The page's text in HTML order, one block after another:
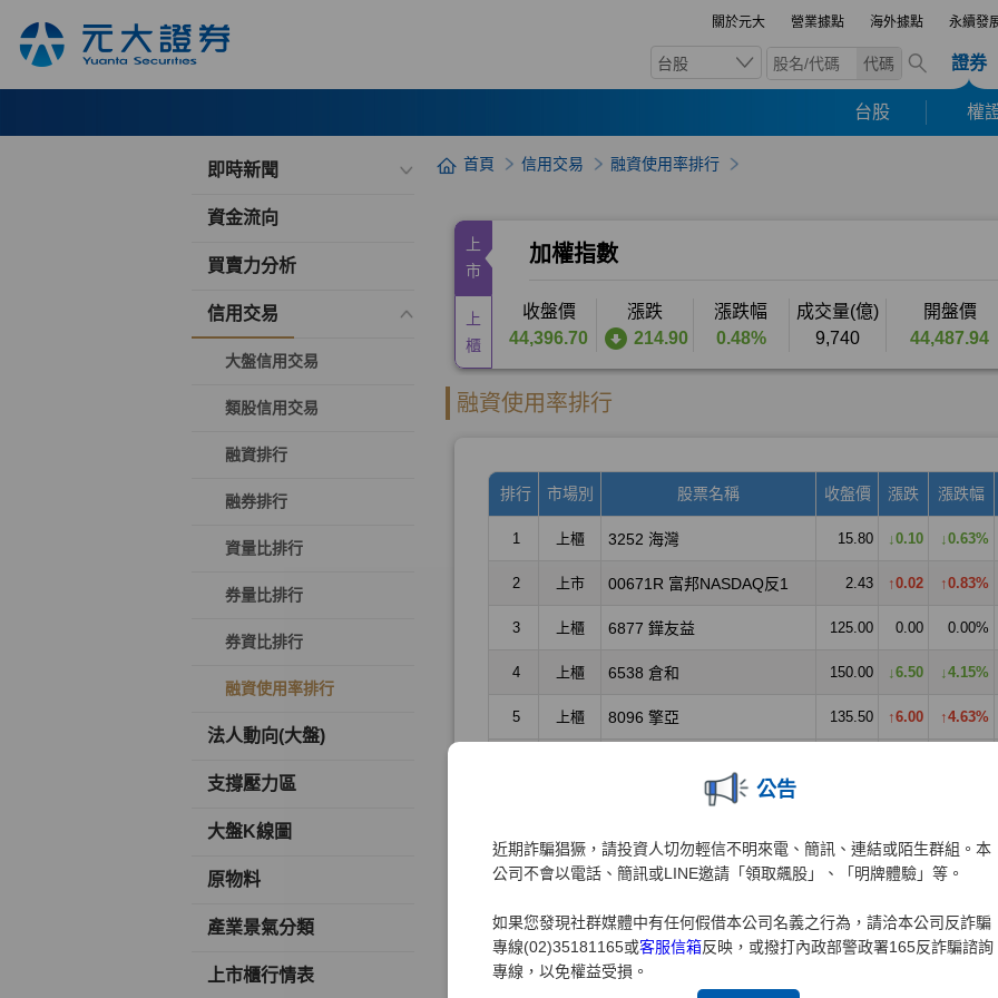
關於元大 營業據點 海外據點 永續發
台股 代碼 證券
台股 權
公告
近期詐騙猖獗，請投資人切勿輕信不明來電、簡訊、連結或陌生群組。本
公司不會以電話、簡訊或LINE邀請「領取飆股」、「明牌體驗」等。
如果您發現社群媒體中有任何假借本公司名義之行為，請洽本公司反詐騙
專線(02)35181165或客服信箱反映，或撥打內政部警政署165反詐騙諮詢
專線，以免權益受損。
即時新聞
資金流向
買賣力分析
信用交易
大盤信用交易
類股信用交易
融資排行
融券排行
資量比排行
券量比排行
券資比排行
融資使用率排行
法人動向(大盤)
支撐壓力區
大盤K線圖
原物料
產業景氣分類
上市櫃行情表
首頁 信用交易 融資使用率排行